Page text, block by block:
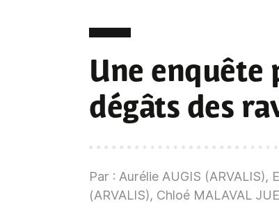
Une enquête
dégâts des
Par : Aurélie AUGIS (ARVALIS),
(ARVALIS), Chloé MALAVAL